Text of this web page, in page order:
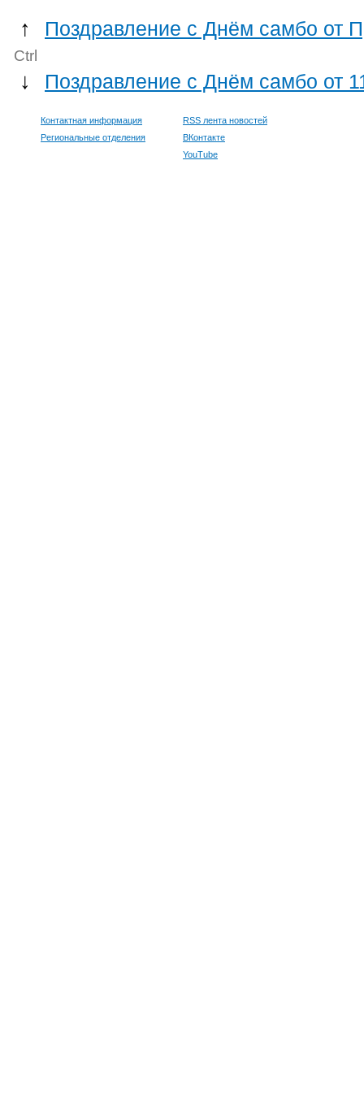
↑ Поздравление с Днём самбо от
Ctrl
↓ Поздравление с Днём самбо от
Контактная информация
Региональные отделения
RSS лента новостей
ВКонтакте
YouTube